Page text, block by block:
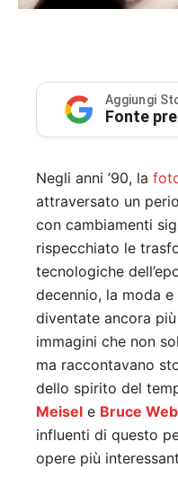
Aggiungi
Fonte
Negli anni ’90, la
attraversato un
con cambiamenti
rispecchiato le
tecnologiche
decennio, la moda
diventate ancora
immagini che non
ma raccontavano
dello spirito del
Meisel e Bruce
influenti di questo
opere più